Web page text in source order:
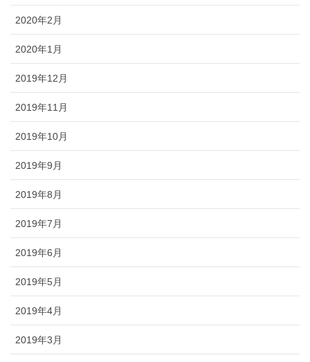
2020年2月
2020年1月
2019年12月
2019年11月
2019年10月
2019年9月
2019年8月
2019年7月
2019年6月
2019年5月
2019年4月
2019年3月